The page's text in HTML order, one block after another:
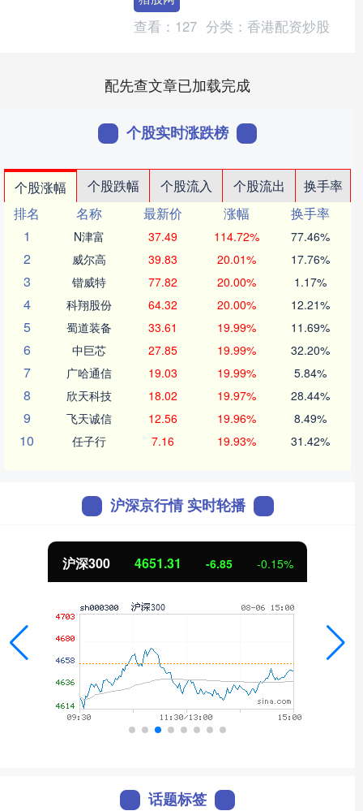
查看： 127 分类： 香港配资炒股
配先查文章已加载完成
个股实时涨跌榜
个股涨幅 个股跌幅 个股流入 个股流出
换手率
排名
名称 最新价 涨幅
换手率
1
N津富 37.49 114.72% 77.46%
2 威尔高 39.83 20.01% 17.76%
3 锴威特 77.82 20.00% 1.17%
4 科翔股份 64.32 20.00% 12.21%
5 蜀道装备 33.61 19.99% 11.69%
6 中巨芯 27.85 19.99% 32.20%
7 广哈通信 19.03 19.99% 5.84%
8 欣天科技 18.02 19.97% 28.44%
9 飞天诚信 12.56 19.96% 8.49%
10 任子行 7.16 19.93% 31.42%
沪深京行情 实时轮播
沪深300 4651.31 -6.85 -0.15%
话题标签